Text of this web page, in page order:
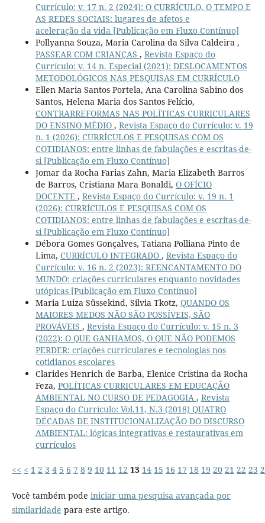
Currículo: v. 17 n. 2 (2024): O CURRÍCULO, O TEMPO E
AS REDES SOCIAIS: lugares de afetos e
aceleração da vida [Publicação em Fluxo Contínuo]
Pollyanna Souza, Maria Carolina da Silva Caldeira ,
PASSEAR COM CRIANÇAS , Revista Espaço do
Currículo: v. 14 n. Especial (2021): DESLOCAMENTOS
METODOLÓGICOS NAS PESQUISAS EM CURRÍCULO
Ellen Maria Santos Portela, Ana Carolina Sabino dos
Santos, Helena Maria dos Santos Felício,
CONTRARREFORMAS NAS POLÍTICAS CURRICULARES
DO ENSINO MÉDIO , Revista Espaço do Currículo: v. 19
n. 1 (2026): CURRÍCULOS E PESQUISAS COM OS
COTIDIANOS: entre linhas de fabulações e escritas-de-
si [Publicação em Fluxo Contínuo]
Jomar da Rocha Farias Zahn, Maria Elizabeth Barros
de Barros, Cristiana Mara Bonaldi, O OFÍCIO
DOCENTE , Revista Espaço do Currículo: v. 19 n. 1
(2026): CURRÍCULOS E PESQUISAS COM OS
COTIDIANOS: entre linhas de fabulações e escritas-de-
si [Publicação em Fluxo Contínuo]
Débora Gomes Gonçalves, Tatiana Polliana Pinto de
Lima, CURRÍCULO INTEGRADO , Revista Espaço do
Currículo: v. 16 n. 2 (2023): REENCANTAMENTO DO
MUNDO: criações curriculares enquanto novidades
utópicas [Publicação em Fluxo Contínuo]
Maria Luiza Süssekind, Silvia Tkotz, QUANDO OS
MAIORES MEDOS NÃO SÃO POSSÍVEIS, SÃO
PROVÁVEIS , Revista Espaço do Currículo: v. 15 n. 3
(2022): O QUE GANHAMOS, O QUE NÃO PODEMOS
PERDER: criações curriculares e tecnologias nos
cotidianos escolares
Clarides Henrich de Barba, Elenice Cristina da Rocha
Feza, POLÍTICAS CURRICULARES EM EDUCAÇÃO
AMBIENTAL NO CURSO DE PEDAGOGIA , Revista
Espaço do Currículo: Vol.11, N.3 (2018) QUATRO
DÉCADAS DE INSTITUCIONALIZAÇÃO DO DISCURSO
AMBIENTAL: lógicas integrativas e restaurativas em
currículos
<< < 1 2 3 4 5 6 7 8 9 10 11 12 13 14 15 16 17 18 19 20 21 22 23
Você também pode iniciar uma pesquisa avançada por
similaridade para este artigo.